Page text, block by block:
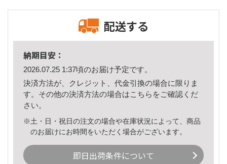
配送する
納期目安：
2026.07.25 1:37頃のお届け予定です。
決済方法が、クレジット、代金引換の場合に限りま
す。その他の決済方法の場合はこちら をご確認くだ
さい。
※土・日・祝日の注文の場合や在庫状況によって、商品
のお届けにお時間をいただく場合がございます。
即日出荷条件について